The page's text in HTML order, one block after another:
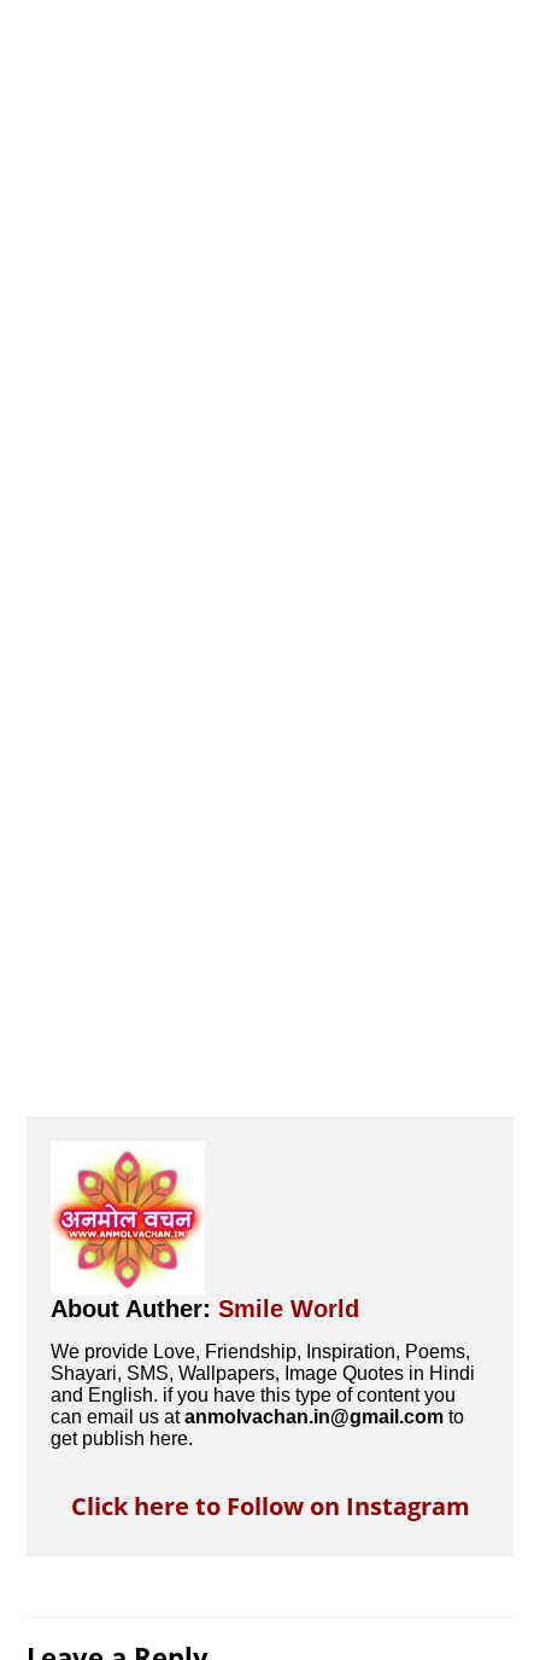
About Auther:Smile World
We provide Love, Friendship, Inspiration, Poems,
Shayari, SMS, Wallpapers, Image Quotes in Hindi
and English. if you have this type of content you
can email us atanmolvachan.in@gmail.com to
get publish here.
Click here to Follow on Instagram